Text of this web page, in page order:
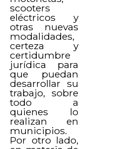
scooters
eléctricos y
otras nuevas
modalidades,
certeza y
certidumbre
jurídica para
que puedan
desarrollar su
trabajo, sobre
todo a
quienes lo
realizan en
municipios.
Por otro lado,